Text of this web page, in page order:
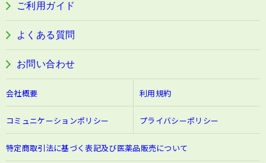
阿波晩茶
ご利用ガイド
よくある質問
お問い合わせ
会社概要 利用規約
コミュニケーションポリシー プライバシーポリシー
特定商取引法に基づく表記及び医薬品販売について